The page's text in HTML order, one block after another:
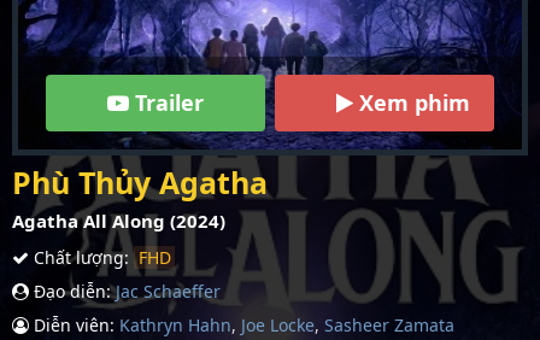
Trailer Xem phim
Phù Thủy Agatha
Agatha All Along (2024)
Chất lượng: FHD
Đạo diễn: Jac Schaeffer
Diễn viên: Kathryn Hahn, Joe Locke, Sasheer Zamata